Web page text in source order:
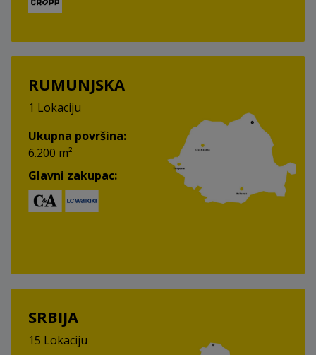
RUMUNJSKA
1 Lokaciju
Ukupna površina:
6.200 m²
Glavni zakupac:
SRBIJA
15 Lokaciju